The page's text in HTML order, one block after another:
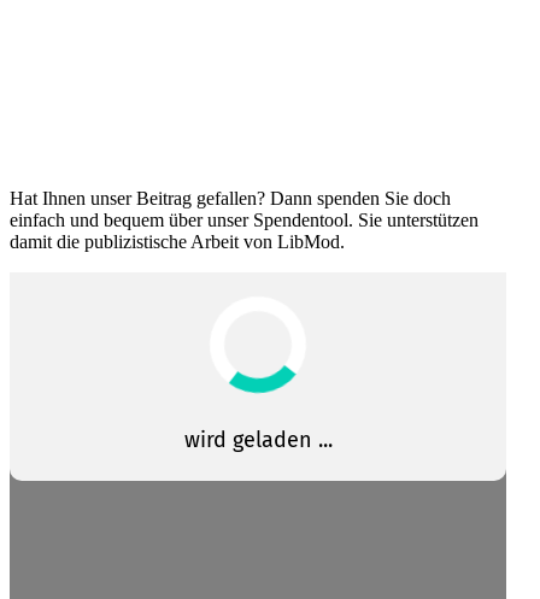
Hat Ihnen unser Beitrag gefallen? Dann spenden Sie doch
einfach und bequem über unser Spendentool. Sie unter­stützen
damit die publi­zis­tische Arbeit von LibMod.